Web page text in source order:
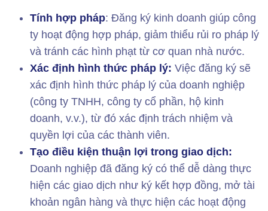
Tính hợp pháp: Đăng ký kinh doanh giúp công
ty hoạt động hợp pháp, giảm thiểu rủi ro pháp lý
và tránh các hình phạt từ cơ quan nhà nước.
Xác định hình thức pháp lý: Việc đăng ký sẽ
xác định hình thức pháp lý của doanh nghiệp
(công ty TNHH, công ty cổ phần, hộ kinh
doanh, v.v.), từ đó xác định trách nhiệm và
quyền lợi của các thành viên.
Tạo điều kiện thuận lợi trong giao dịch:
Doanh nghiệp đã đăng ký có thể dễ dàng thực
hiện các giao dịch như ký kết hợp đồng, mở tài
khoản ngân hàng và thực hiện các hoạt động